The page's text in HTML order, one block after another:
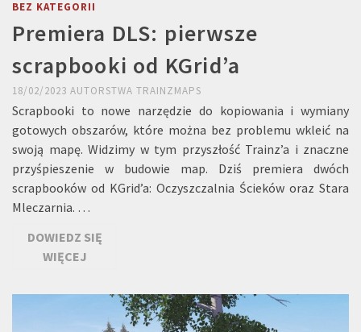
BEZ KATEGORII
Premiera DLS: pierwsze
scrapbooki od KGrid’a
18/02/2023 AUTORSTWA TRAINZMAPS
Scrapbooki to nowe narzędzie do kopiowania i wymiany
gotowych obszarów, które można bez problemu wkleić na
swoją mapę. Widzimy w tym przyszłość Trainz’a i znaczne
przyśpieszenie w budowie map. Dziś premiera dwóch
scrapbooków od KGrid’a: Oczyszczalnia Ścieków oraz Stara
Mleczarnia. …
DOWIEDZ SIĘ
WIĘCEJ